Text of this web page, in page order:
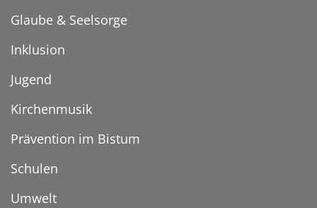
Glaube & Seelsorge
Inklusion
Jugend
Kirchenmusik
Prävention im Bistum
Schulen
Umwelt